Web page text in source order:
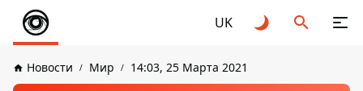
UK
Новости Мир 14:03, 25 Марта 2021